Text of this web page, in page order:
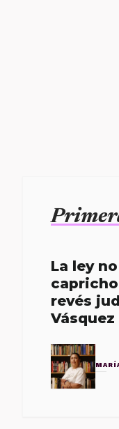
La ley
revés
Vásquez